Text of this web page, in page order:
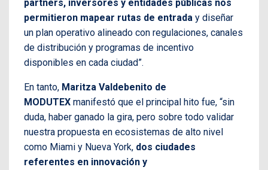
partners, inversores y entidades públicas nos
permitieron mapear rutas de entrada y diseñar
un plan operativo alineado con regulaciones, canales
de distribución y programas de incentivo
disponibles en cada ciudad”.
En tanto, Maritza Valdebenito de
MODUTEX manifestó que el principal hito fue, “sin
duda, haber ganado la gira, pero sobre todo validar
nuestra propuesta en ecosistemas de alto nivel
como Miami y Nueva York, dos ciudades
referentes en innovación y